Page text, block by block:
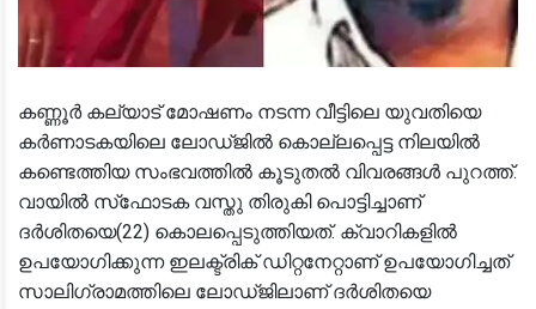
കണ്ണൂർ കല്യാട് മോഷണം നടന്ന വീട്ടിലെ യുവതിയെ
കർണാടകയിലെ ലോഡ്ജിൽ കൊല്ലപ്പെട്ട നിലയിൽ
കണ്ടെത്തിയ സംഭവത്തിൽ കൂടുതൽ വിവരങ്ങൾ പുറത്ത്.
വായിൽ സ്‌ഫോടക വസ്തു തിരുകി പൊട്ടിച്ചാണ്
ദർശിതയെ(22) കൊലപ്പെടുത്തിയത്. ക്വാറികളിൽ
ഉപയോഗിക്കുന്ന ഇലക്ട്രിക് ഡിറ്റനേറ്റാണ് ഉപയോഗിച്ചത്
സാലിഗ്രാമത്തിലെ ലോഡ്ജിലാണ് ദർശിതയെ